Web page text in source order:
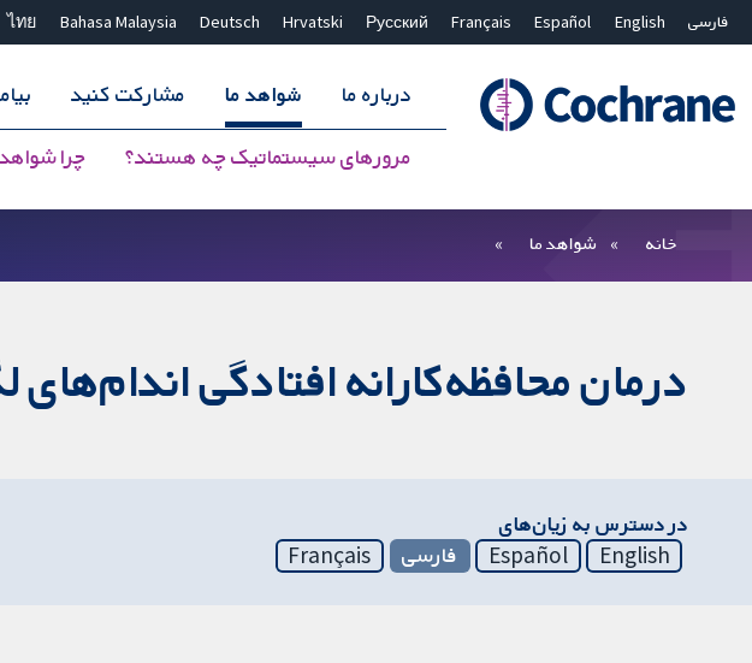
فارسی English
Español
Français
Русский
Hrvatski
Deutsch
Bahasa Malaysia
ไทย
درباره ما شواهد ما
مرورهای سیستماتیک چه هستند؟ چرا
مشارکت کنید
بستن جستجو ✖
خانه شواهد ما
درمان محافظه‌کارانه افتادگی اندام‌های
در دسترس به زیان‌های
English
Español فارسی Français